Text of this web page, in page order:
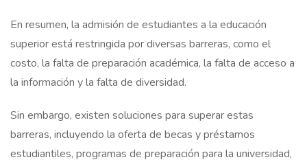
En resumen, la admisión de estudiantes a la educación
superior está restringida por diversas barreras, como el
costo, la falta de preparación académica, la falta de acceso a
la información y la falta de diversidad.
Sin embargo, existen soluciones para superar estas
barreras, incluyendo la oferta de becas y préstamos
estudiantiles, programas de preparación para la universidad,